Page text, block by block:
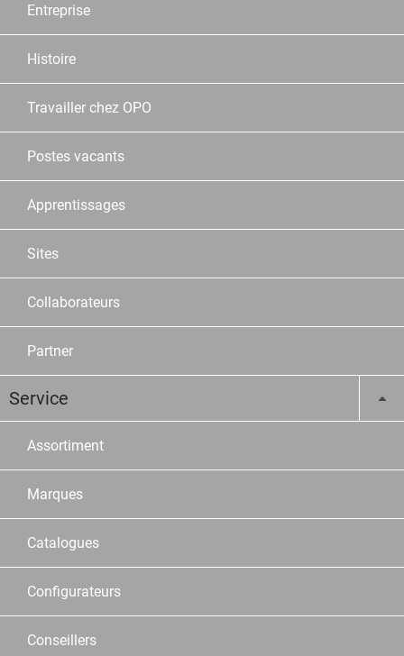
Entreprise
Histoire
Travailler chez OPO
Postes vacants
Apprentissages
Sites
Collaborateurs
Partner
Service
Assortiment
Marques
Catalogues
Configurateurs
Conseillers